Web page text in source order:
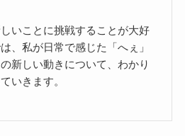
いことに挑戦することが大好
、私が日常で感じた「へぇ」
新しい動きについて、わかり
いきます。